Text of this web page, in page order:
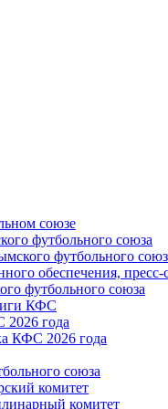
союзе
футбольного союза
футбольного
обеспечения, пресс-
футбольного союза
КФС
года
КФС 2026 года
союза
комитет
комитет